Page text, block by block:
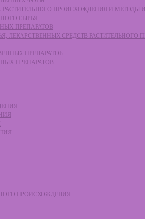
РАСТИТЕЛЬНОГО ПРОИСХОЖДЕНИЯ И МЕТОДЫ
СЫРЬЯ
ПРЕПАРАТОВ
ЛЕКАРСТВЕННЫХ СРЕДСТВ РАСТИТЕЛЬНОГО
ПРЕПАРАТОВ
ПРЕПАРАТОВ
ПРОИСХОЖДЕНИЯ